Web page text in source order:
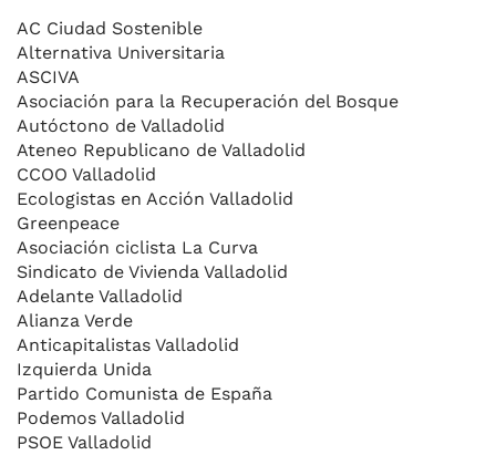
AC Ciudad Sostenible
Alternativa Universitaria
ASCIVA
Asociación para la Recuperación del Bosque
Autóctono de Valladolid
Ateneo Republicano de Valladolid
CCOO Valladolid
Ecologistas en Acción Valladolid
Greenpeace
Asociación ciclista La Curva
Sindicato de Vivienda Valladolid
Adelante Valladolid
Alianza Verde
Anticapitalistas Valladolid
Izquierda Unida
Partido Comunista de España
Podemos Valladolid
PSOE Valladolid